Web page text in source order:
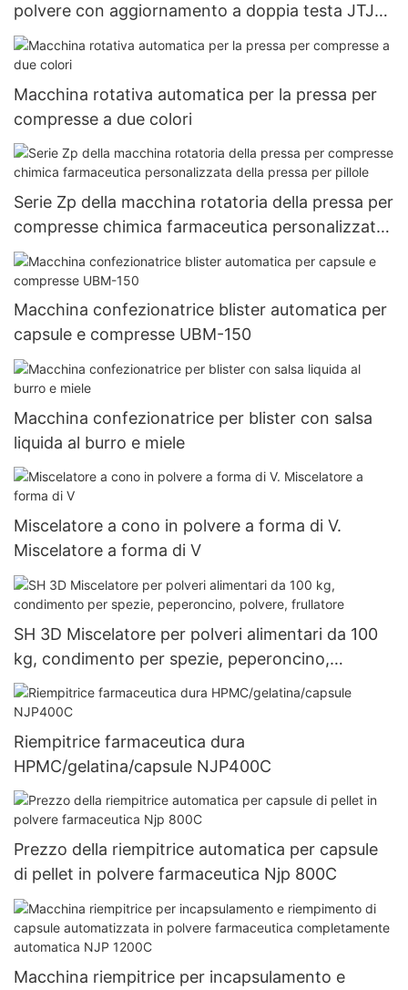
polvere con aggiornamento a doppia testa JTJ-A
PRO
Macchina rotativa automatica per la pressa per
compresse a due colori
Serie Zp della macchina rotatoria della pressa per
compresse chimica farmaceutica personalizzata
della pressa per pillole
Macchina confezionatrice blister automatica per
capsule e compresse UBM-150
Macchina confezionatrice per blister con salsa
liquida al burro e miele
Miscelatore a cono in polvere a forma di V.
Miscelatore a forma di V
SH 3D Miscelatore per polveri alimentari da 100
kg, condimento per spezie, peperoncino,
polvere, frullatore
Riempitrice farmaceutica dura
HPMC/gelatina/capsule NJP400C
Prezzo della riempitrice automatica per capsule
di pellet in polvere farmaceutica Njp 800C
Macchina riempitrice per incapsulamento e